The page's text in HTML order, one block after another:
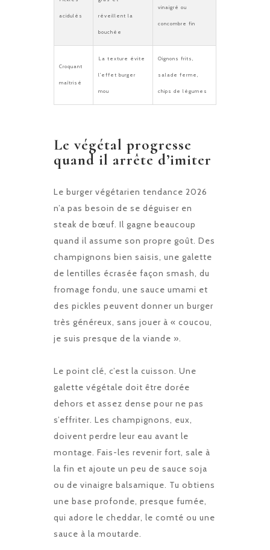
acidulés réveillent la
bouchée
vinaigré ou
concombre fin
Croquant
maîtrisé
La texture évite
l’effet burger
mou
Oignons frits,
salade ferme,
chips de légumes
Le végétal progresse
quand il arrête d’imiter
Le burger végétarien tendance 2026
n’a pas besoin de se déguiser en
steak de bœuf. Il gagne beaucoup
quand il assume son propre goût. Des
champignons bien saisis, une galette
de lentilles écrasée façon smash, du
fromage fondu, une sauce umami et
des pickles peuvent donner un burger
très généreux, sans jouer à « coucou,
je suis presque de la viande ».
Le point clé, c’est la cuisson. Une
galette végétale doit être dorée
dehors et assez dense pour ne pas
s’effriter. Les champignons, eux,
doivent perdre leur eau avant le
montage. Fais-les revenir fort, sale à
la fin et ajoute un peu de sauce soja
ou de vinaigre balsamique. Tu obtiens
une base profonde, presque fumée,
qui adore le cheddar, le comté ou une
sauce à la moutarde.